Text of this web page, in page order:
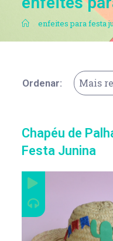
. enfeites para festa
Ordenar: Mais
Chapéu de
Festa Junina